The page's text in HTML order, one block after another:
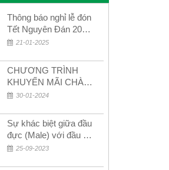
Thông báo nghỉ lễ đón
Tết Nguyên Đán 2026
– Xuân Bính Ngọ!
21-01-2025
CHƯƠNG TRÌNH
KHUYẾN MÃI CHÀO
MỪNG NĂM MỚI
30-01-2024
Sự khác biệt giữa đầu
đực (Male) với đầu cái
(Female) trong bộ đầu
25-09-2023